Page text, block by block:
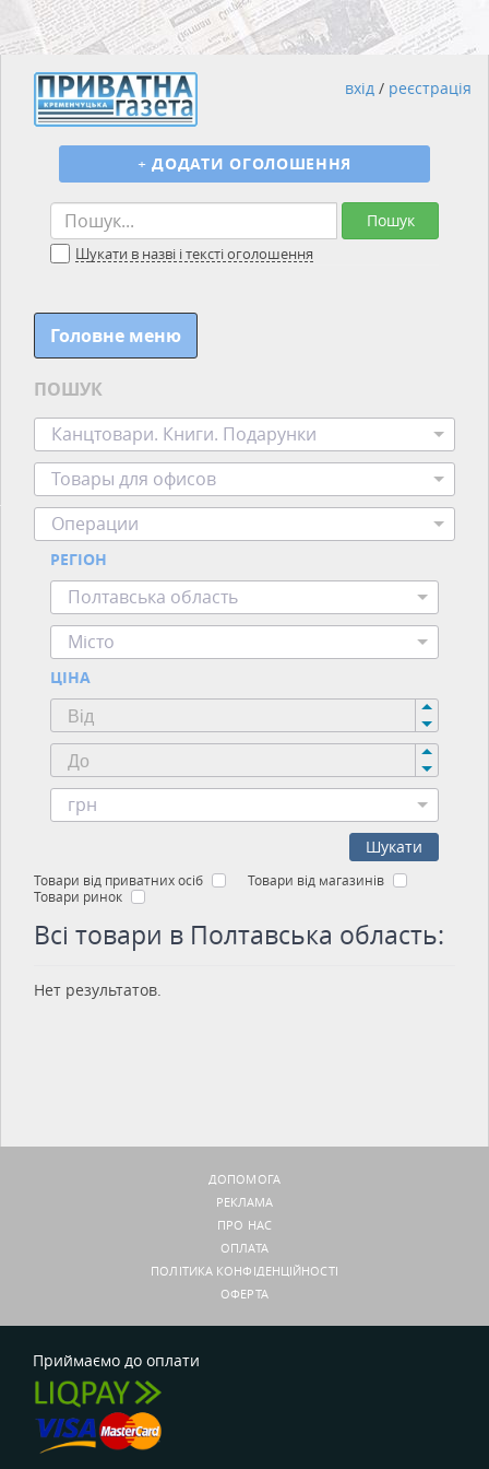
Пошук
Шукати в назві і тексті оголошення
+ ДОДАТИ ОГОЛОШЕННЯ
вхід / реєстрація
Головне меню
ПОШУК
Канцтовари. Книги. Подарунки
Товары для офисов
Операции
РЕГІОН
Полтавська область
Місто
ЦІНА
грн
Шукати
Товари від приватних осіб
Товари від магазинів
Товари ринок
Всі товари в Полтавська область:
Нет результатов.
ДОПОМОГА
РЕКЛАМА
ПРО НАС
ОПЛАТА
ПОЛІТИКА КОНФІДЕНЦІЙНОСТІ
ОФЕРТА
Приймаємо до оплати